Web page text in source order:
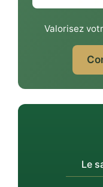
Valorisez
Le